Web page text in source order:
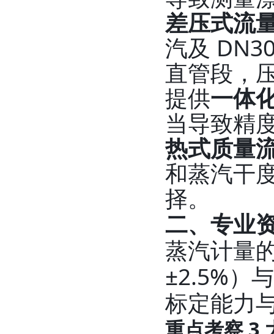
差压式流
汽及
直管段，
提供一体
当导致精
热式质量
和蒸汽干
择。
二、专业
蒸汽计量
±2.5%）
标定能力